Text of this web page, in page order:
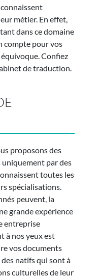
métier. En effet,
dans ce domaine
compte pour vos
Confiez
de traduction.
proposons des
par des
toutes les
spécialisations.
peuvent, la
grande expérience
entreprise
à nos yeux est
vos documents
natifs qui sont à
culturelles de leur